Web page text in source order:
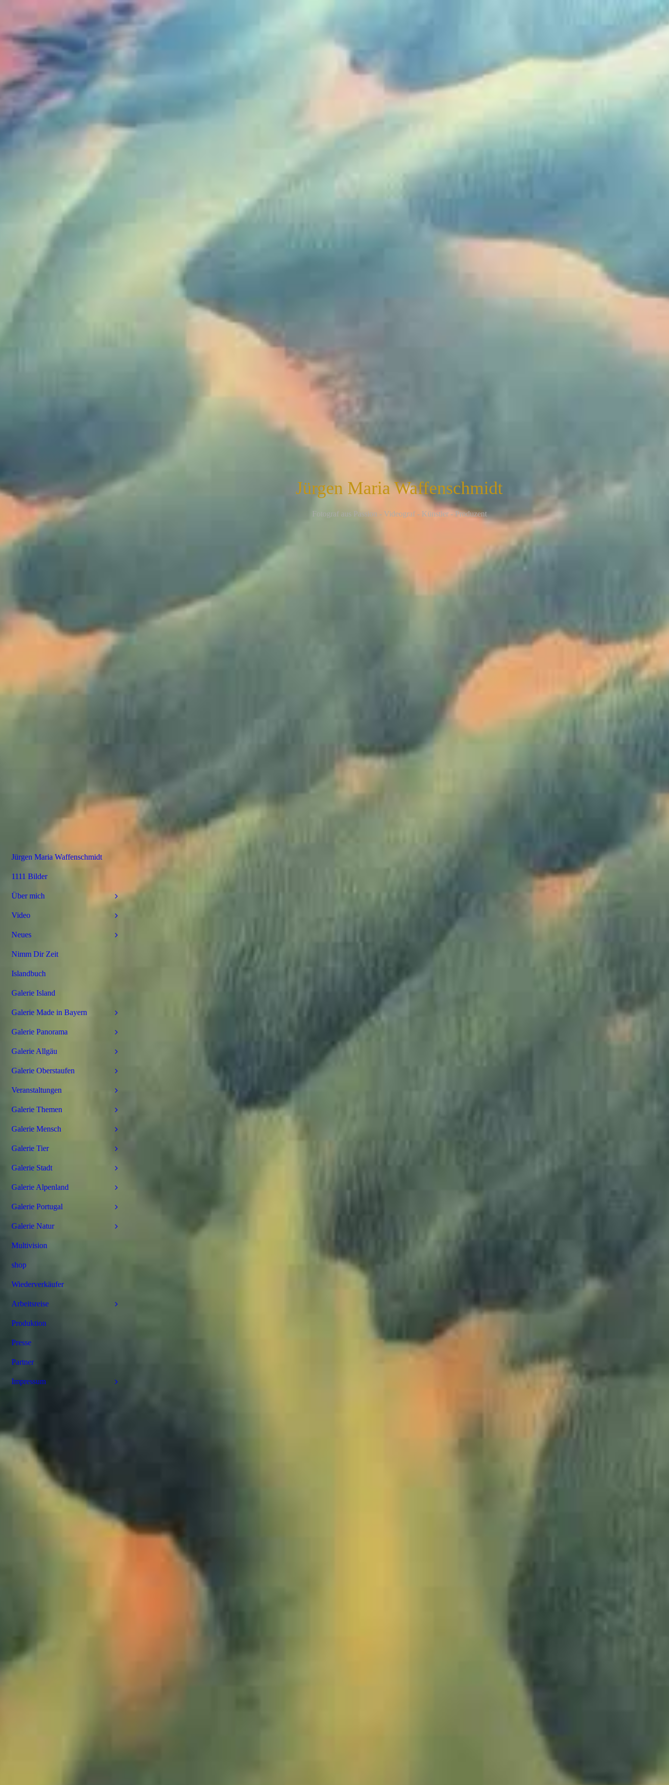
Jürgen Maria Waffenschmidt
Fotograf aus Passion - Videograf - Künstler - Produzent
Jürgen Maria Waffenschmidt
1111 Bilder
Über mich
Video
Neues
Nimm Dir Zeit
Islandbuch
Galerie Island
Galerie Made in Bayern
Galerie Panorama
Galerie Allgäu
Galerie Oberstaufen
Veranstaltungen
Galerie Themen
Galerie Mensch
Galerie Tier
Galerie Stadt
Galerie Alpenland
Galerie Portugal
Galerie Natur
Multivision
shop
Wiederverkäufer
Arbeitsreise
Produktion
Presse
Partner
Impressum